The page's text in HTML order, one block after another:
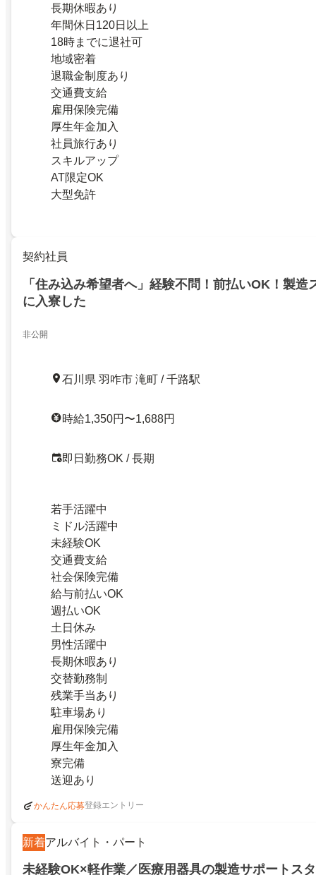
長期休暇あり
年間休日120日以上
18時までに退社可
地域密着
退職金制度あり
交通費支給
雇用保険完備
厚生年金加入
社員旅行あり
スキルアップ
AT限定OK
大型免許
契約社員
「住み込み希望者へ」経験不問！前払いOK！製造
に入寮した
非公開
石川県 羽咋市 滝町 / 千路駅
時給1,350円〜1,688円
即日勤務OK / 長期
若手活躍中
ミドル活躍中
未経験OK
交通費支給
社会保険完備
給与前払いOK
週払いOK
土日休み
男性活躍中
長期休暇あり
交替勤務制
残業手当あり
駐車場あり
雇用保険完備
厚生年金加入
寮完備
送迎あり
かんたん応募登録エントリー
新着アルバイト・パート
未経験OK×軽作業／医療用器具の製造サポートス